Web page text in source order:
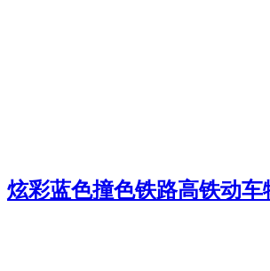
炫彩蓝色撞色铁路高铁动车